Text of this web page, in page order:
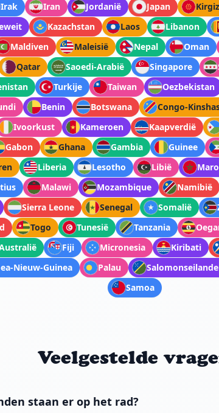
Irak Iran Jordanië Japan
Kazachstan Laos Libanon
Maldiven Maleisië Nepal Oman
Qatar Saoedi-Arabië Singapore
Turkije Taiwan Oezbekistan
Benin Botswana Congo-
Ivoorkust Kameroen Kaapverdië
Gabon Ghana Gambia Guinee
Liberia Lesotho Libië
Malawi Mozambique Namibië
Sierra Leone Senegal Somalië
Togo Tunesië Tanzania
Fiji Micronesia Kiribati
Nieuw-Guinea Palau
Samoa
Veelgestelde
staan er op het rad?